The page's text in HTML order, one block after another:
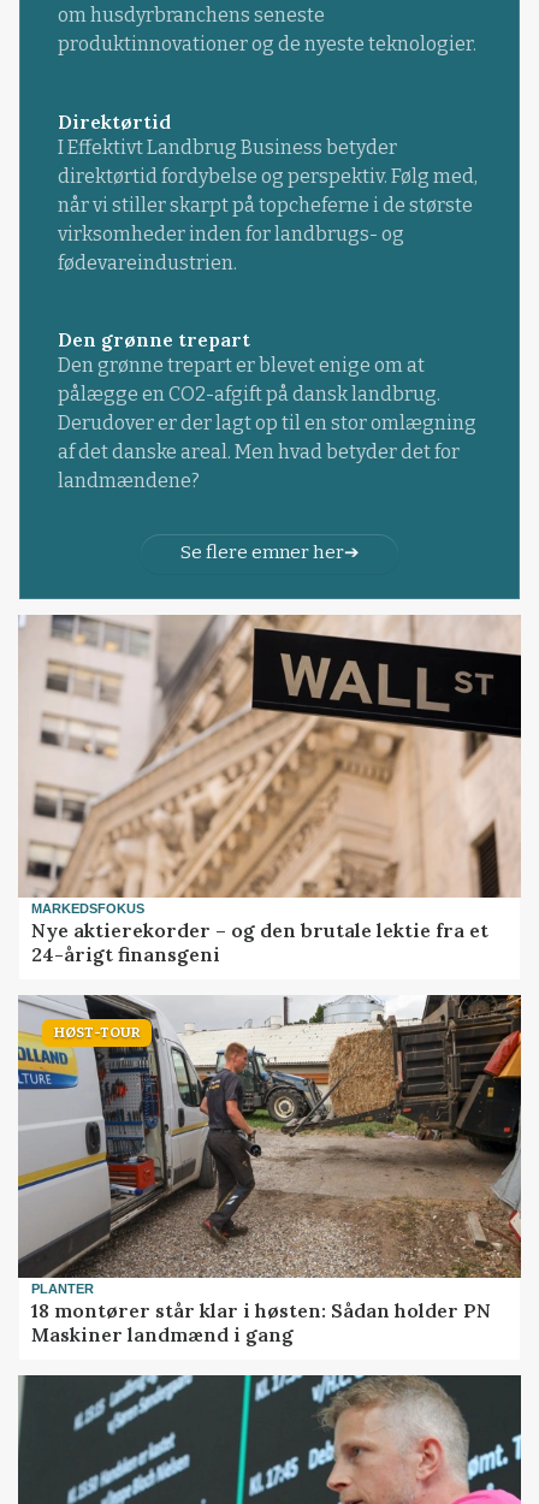
om husdyrbranchens seneste
produktinnovationer og de nyeste teknologier.
Direktørtid
I Effektivt Landbrug Business betyder
direktørtid fordybelse og perspektiv. Følg med,
når vi stiller skarpt på topcheferne i de største
virksomheder inden for landbrugs- og
fødevareindustrien.
Den grønne trepart
Den grønne trepart er blevet enige om at
pålægge en CO2-afgift på dansk landbrug.
Derudover er der lagt op til en stor omlægning
af det danske areal. Men hvad betyder det for
landmændene?
Se flere emner her
MARKEDSFOKUS
Nye aktierekorder – og den brutale lektie fra et
24-årigt finansgeni
HØST-TOUR
PLANTER
18 montører står klar i høsten: Sådan holder PN
Maskiner landmænd i gang